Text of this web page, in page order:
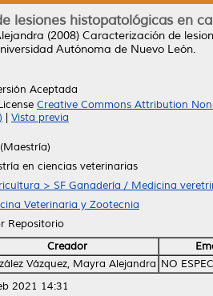
lesiones histopatológicas en
(2008) Caracterización de
Autónoma de Nuevo León.
Aceptada
Creative Commons Attribution
Vista previa
(Maestría)
en ciencias veterinarias
> SF Ganadería / Medicina
Veterinaria y Zootecnia
Repositorio
Creador
Vázquez, Mayra Alejandra NO
2021 14:31